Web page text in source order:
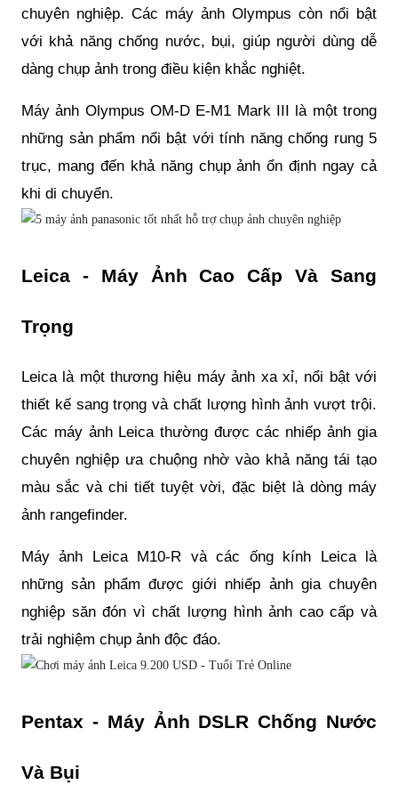
chuyên nghiệp. Các máy ảnh Olympus còn nổi bật
với khả năng chống nước, bụi, giúp người dùng dễ
dàng chụp ảnh trong điều kiện khắc nghiệt.
Máy ảnh Olympus OM-D E-M1 Mark III là một trong
những sản phẩm nổi bật với tính năng chống rung 5
trục, mang đến khả năng chụp ảnh ổn định ngay cả
khi di chuyển.
Leica - Máy Ảnh Cao Cấp Và Sang
Trọng
Leica là một thương hiệu máy ảnh xa xỉ, nổi bật với
thiết kế sang trọng và chất lượng hình ảnh vượt trội.
Các máy ảnh Leica thường được các nhiếp ảnh gia
chuyên nghiệp ưa chuộng nhờ vào khả năng tái tạo
màu sắc và chi tiết tuyệt vời, đặc biệt là dòng máy
ảnh rangefinder.
Máy ảnh Leica M10-R và các ống kính Leica là
những sản phẩm được giới nhiếp ảnh gia chuyên
nghiệp săn đón vì chất lượng hình ảnh cao cấp và
trải nghiệm chụp ảnh độc đáo.
Pentax - Máy Ảnh DSLR Chống Nước
Và Bụi